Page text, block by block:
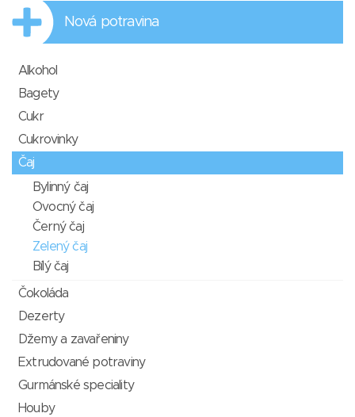
Nová potravina
Alkohol
Bagety
Cukr
Cukrovinky
Čaj
Bylinný čaj
Ovocný čaj
Černý čaj
Zelený čaj
Bílý čaj
Čokoláda
Dezerty
Džemy a zavařeniny
Extrudované potraviny
Gurmánské speciality
Houby